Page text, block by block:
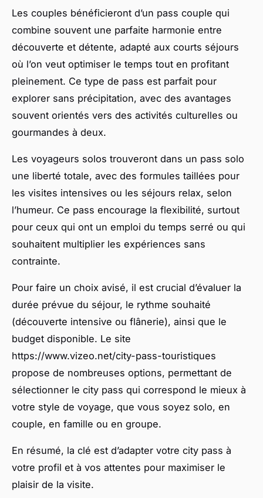
Les couples bénéficieront d’un pass couple qui
combine souvent une parfaite harmonie entre
découverte et détente, adapté aux courts séjours
où l’on veut optimiser le temps tout en profitant
pleinement. Ce type de pass est parfait pour
explorer sans précipitation, avec des avantages
souvent orientés vers des activités culturelles ou
gourmandes à deux.
Les voyageurs solos trouveront dans un pass solo
une liberté totale, avec des formules taillées pour
les visites intensives ou les séjours relax, selon
l’humeur. Ce pass encourage la flexibilité, surtout
pour ceux qui ont un emploi du temps serré ou qui
souhaitent multiplier les expériences sans
contrainte.
Pour faire un choix avisé, il est crucial d’évaluer la
durée prévue du séjour, le rythme souhaité
(découverte intensive ou flânerie), ainsi que le
budget disponible. Le site
https://www.vizeo.net/city-pass-touristiques
propose de nombreuses options, permettant de
sélectionner le city pass qui correspond le mieux à
votre style de voyage, que vous soyez solo, en
couple, en famille ou en groupe.
En résumé, la clé est d’adapter votre city pass à
votre profil et à vos attentes pour maximiser le
plaisir de la visite.